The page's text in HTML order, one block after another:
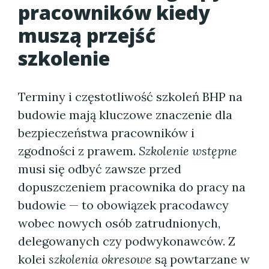
pracowników kiedy
muszą przejść
szkolenie
Terminy i częstotliwość szkoleń BHP na
budowie mają kluczowe znaczenie dla
bezpieczeństwa pracowników i
zgodności z prawem. Szkolenie wstępne
musi się odbyć zawsze przed
dopuszczeniem pracownika do pracy na
budowie — to obowiązek pracodawcy
wobec nowych osób zatrudnionych,
delegowanych czy podwykonawców. Z
kolei szkolenia okresowe są powtarzane w